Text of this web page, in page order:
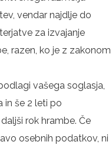
vendar najdlje do
za izvajanje
razen, ko je z zakonom
vašega soglasja,
in še 2 leti po
rok hrambe. Če
osebnih podatkov, ni